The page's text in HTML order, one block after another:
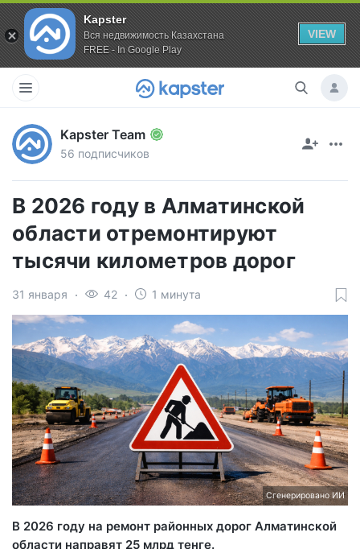
Kapster
Вся недвижимость Казахстана
FREE - In Google Play
VIEW
Kapster Team
56 подписчиков
В 2026 году в Алматинской
области отремонтируют
тысячи километров дорог
31 января 42 1 минута
Сгенерировано ИИ
В 2026 году на ремонт районных дорог Алматинской
области направят 25 млрд тенге.